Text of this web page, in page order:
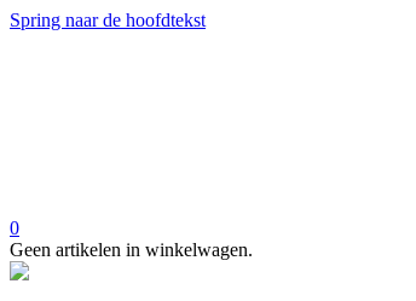
Spring naar de hoofdtekst
0
Geen artikelen in winkelwagen.